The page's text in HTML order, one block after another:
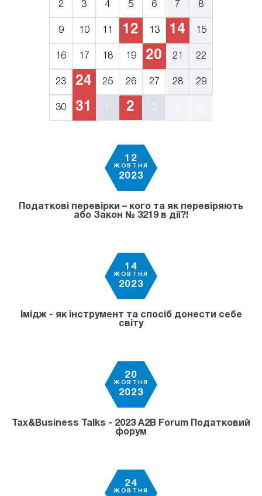
2 3 4 5 6 7 8
9 10 12 13 14 15
16 17 18 19 20 21 22
23 24 25 26 27 28 29
30 31 2 3
12
ЖОВТНЯ
2023
Податкові перевірки – кого та як перевіряють
або Закон № 3219 в дії?!
14
ЖОВТНЯ
2023
Імідж - як інструмент та спосіб донести себе
світу
20
ЖОВТНЯ
2023
Tax&Business Talks - 2023 A2B Forum Податковий
форум
24
ЖОВТНЯ